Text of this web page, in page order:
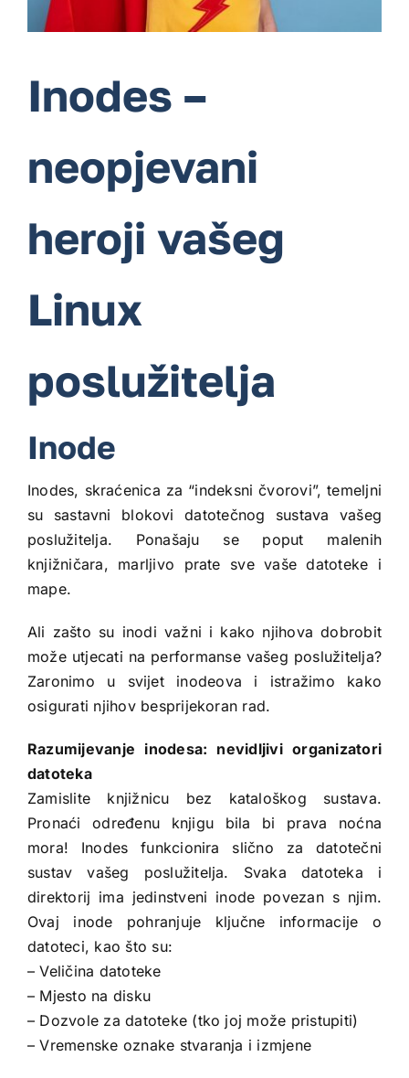
Inodes –
neopjevani
heroji vašeg
Linux
poslužitelja
Inode
Inodes, skraćenica za “indeksni čvorovi”, temeljni
su sastavni blokovi datotečnog sustava vašeg
poslužitelja. Ponašaju se poput malenih
knjižničara, marljivo prate sve vaše datoteke i
mape.
Ali zašto su inodi važni i kako njihova dobrobit
može utjecati na performanse vašeg poslužitelja?
Zaronimo u svijet inodeova i istražimo kako
osigurati njihov besprijekoran rad.
Razumijevanje inodesa: nevidljivi organizatori
datoteka
Zamislite knjižnicu bez kataloškog sustava.
Pronaći određenu knjigu bila bi prava noćna
mora! Inodes funkcionira slično za datotečni
sustav vašeg poslužitelja. Svaka datoteka i
direktorij ima jedinstveni inode povezan s njim.
Ovaj inode pohranjuje ključne informacije o
datoteci, kao što su:
– Veličina datoteke
– Mjesto na disku
– Dozvole za datoteke (tko joj može pristupiti)
– Vremenske oznake stvaranja i izmjene